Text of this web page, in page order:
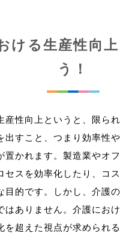
ける生産性向
う！
産性向上というと、限ら
出すこと、つまり効率性
置かれます。製造業やオ
セスを効率化したり、コ
目的です。しかし、介護
はありません。介護にお
を超えた視点が求められる